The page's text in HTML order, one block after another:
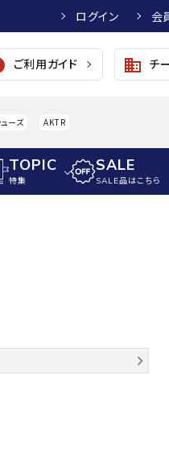
ログイン 会
ご利用ガイド business チ
ーズ AKTR
アウター
TOPIC
特集
SALE
SALE品はこちら